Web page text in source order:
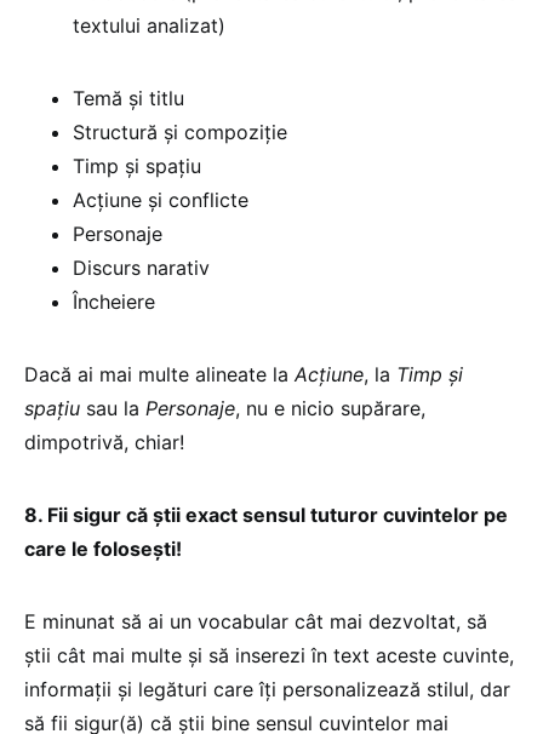
textului analizat)
Temă şi titlu
Structură şi compoziţie
Timp şi spaţiu
Acţiune şi conflicte
Personaje
Discurs narativ
Încheiere
Dacă ai mai multe alineate la Acţiune, la Timp şi
spaţiu sau la Personaje, nu e nicio supărare,
dimpotrivă, chiar!
8. Fii sigur că ştii exact sensul tuturor cuvintelor pe
care le foloseşti!
E minunat să ai un vocabular cât mai dezvoltat, să
ştii cât mai multe şi să inserezi în text aceste cuvinte,
informaţii şi legături care îţi personalizează stilul, dar
să fii sigur(ă) că ştii bine sensul cuvintelor mai